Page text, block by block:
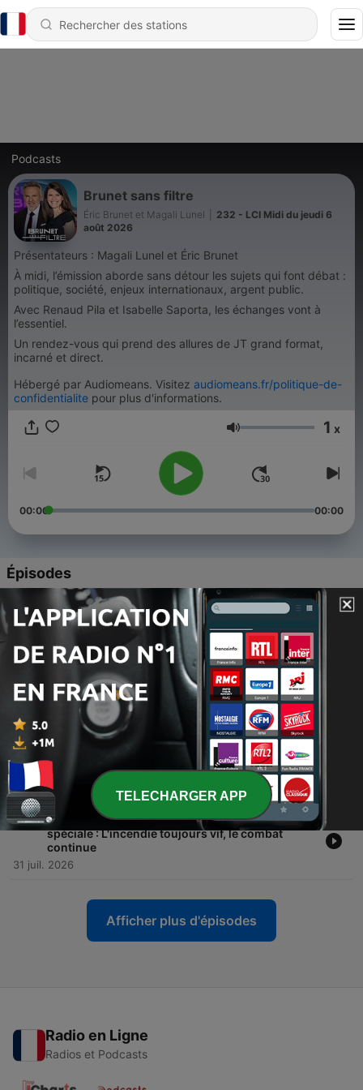
Podcasts
Brunet sans filtre
Éric Brunet et Magali Lunel
232 - LCI Midi du jeudi 6
août 2026
Présentateurs : Magali Lunel et Éric Brunet
À midi, l’émission aborde sans détour les sujets qui font débat :
politique, société, enjeux internationaux, argent public.
Avec Renaud Pila et Isabelle Saporta, les échanges vont à
l’essentiel.
Un rendez-vous qui prend des allures de JT grand format,
incarné et direct.
Hébergé par Audiomeans. Visitez audiomeans.fr/politique-de-
confidentialite pour plus d'informations.
Volume 1 x
00:00 00:00
Épisodes
232 - LCI Midi du jeudi 6 août 2026
231 - LCI Midi du mercredi 5 août 2026
05 août 2026
230 LCI Midi du mardi 4 août 2026
04 août 2026
229 - LCI Midi du lundi 3 août 2026
03 août 2026
228 - LCI Midi du vendredi 31 juillet 2026 - Édition
spéciale : L'incendie toujours vif, le combat
continue
31 juil. 2026
Afficher plus d'épisodes
Radio en Ligne
Radios et Podcasts
TELECHARGER APP